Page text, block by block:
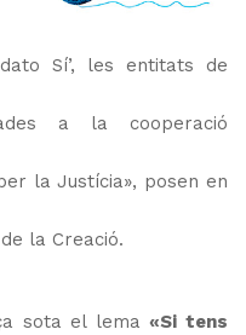
Sí’, les entitats de
a la cooperació
la Justícia», posen en
la Creació.
sota el lema«Si tens